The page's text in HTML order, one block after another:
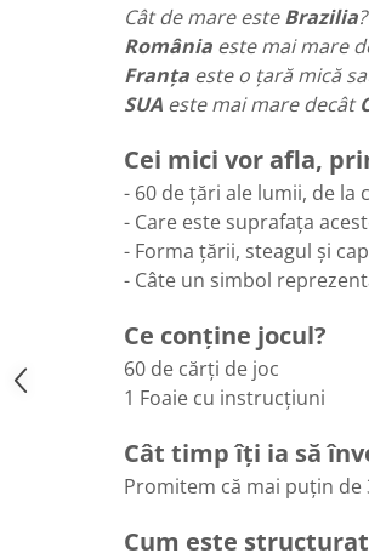
Cât de mare esteBrazilia?
România este mai mare
Franța este o țară mică
SUA este mai mare decât
Cei mici vor afla,
- 60 de țări ale lumii, de la
- Care este suprafața
- Forma țării, steagul și
- Câte un simbol
Ce conține jocul?
60 de cărți de joc
1 Foaie cu instrucțiuni
Cât timp îți ia să
Promitem că mai puțin de
Cum este